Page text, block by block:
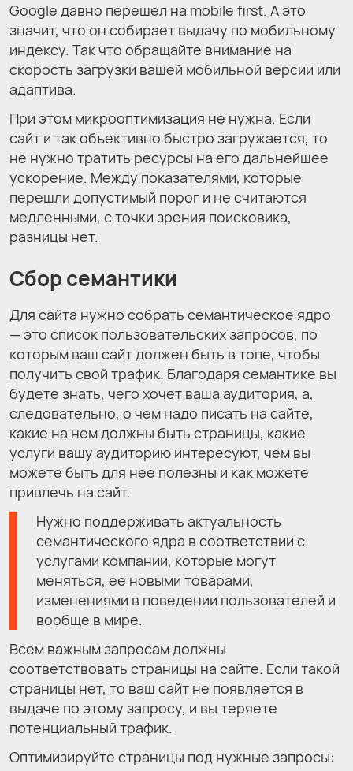
Google давно перешел на mobile first. А это
значит, что он собирает выдачу по мобильному
индексу. Так что обращайте внимание на
скорость загрузки вашей мобильной версии или
адаптива.
При этом микрооптимизация не нужна. Если
сайт и так объективно быстро загружается, то
не нужно тратить ресурсы на его дальнейшее
ускорение. Между показателями, которые
перешли допустимый порог и не считаются
медленными, с точки зрения поисковика,
разницы нет.
Сбор семантики
Для сайта нужно собрать семантическое ядро
— это список пользовательских запросов, по
которым ваш сайт должен быть в топе, чтобы
получить свой трафик. Благодаря семантике вы
будете знать, чего хочет ваша аудитория, а,
следовательно, о чем надо писать на сайте,
какие на нем должны быть страницы, какие
услуги вашу аудиторию интересуют, чем вы
можете быть для нее полезны и как можете
привлечь на сайт.
Нужно поддерживать актуальность
семантического ядра в соответствии с
услугами компании, которые могут
меняться, ее новыми товарами,
изменениями в поведении пользователей и
вообще в мире.
Всем важным запросам должны
соответствовать страницы на сайте. Если такой
страницы нет, то ваш сайт не появляется в
выдаче по этому запросу, и вы теряете
потенциальный трафик.
Оптимизируйте страницы под нужные запросы: